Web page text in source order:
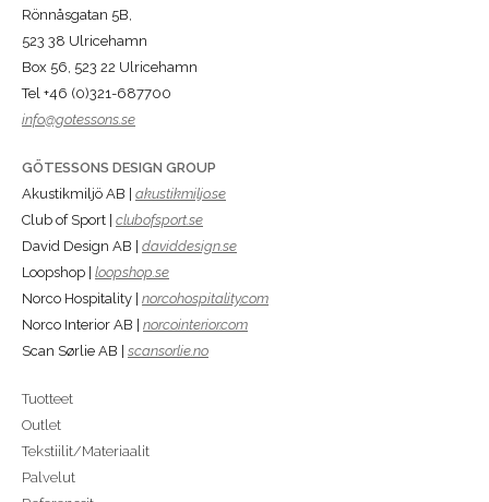
Rönnåsgatan 5B,
523 38 Ulricehamn
Box 56, 523 22 Ulricehamn
Tel +46 (0)321-687700
info@gotessons.se
GÖTESSONS DESIGN GROUP
Akustikmiljö AB | akustikmiljo.se
Club of Sport | clubofsport.se
David Design AB | daviddesign.se
Loopshop | loopshop.se
Norco Hospitality | norcohospitality.com
Norco Interior AB | norcointerior.com
Scan Sørlie AB | scansorlie.no
Tuotteet
Outlet
Tekstiilit/Materiaalit
Palvelut